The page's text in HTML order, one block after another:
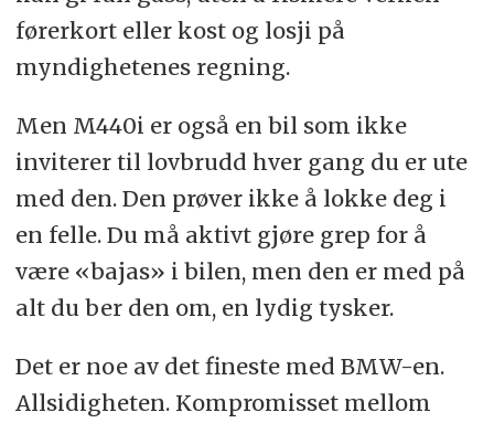
førerkort eller kost og losji på
myndighetenes regning.
Men M440i er også en bil som ikke
inviterer til lovbrudd hver gang du er ute
med den. Den prøver ikke å lokke deg i
en felle. Du må aktivt gjøre grep for å
være «bajas» i bilen, men den er med på
alt du ber den om, en lydig tysker.
Det er noe av det fineste med BMW-en.
Allsidigheten. Kompromisset mellom